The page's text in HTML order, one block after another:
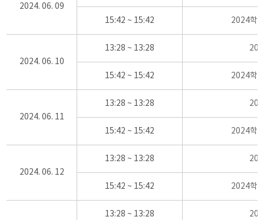
2024. 06. 09
15:42 ~ 15:42 2024학
2024. 06. 10
13:28 ~ 13:28
15:42 ~ 15:42 2024학
2024. 06. 11
13:28 ~ 13:28
15:42 ~ 15:42 2024학
2024. 06. 12
13:28 ~ 13:28
15:42 ~ 15:42 2024학
13:28 ~ 13:28